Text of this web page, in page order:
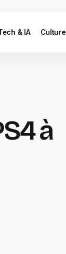
& IA Culture
à